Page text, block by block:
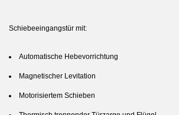
Schiebeeingangstür mit:
Automatische Hebevorrichtung
Magnetischer Levitation
Motorisiertem Schieben